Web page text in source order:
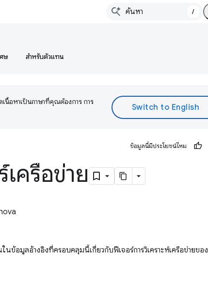
/
ษ สำหรับตัวแทน
นื้อหาเป็นภาษาที่คุณต้องการ การ
ข้อมูลนี้มีประโยชน์ไหม
ครือข่าย
ข้อมูลอ้างอิงที่ครอบคลุมนี้เกี่ยวกับฟีเจอร์การวิเคราะห์เครือข่ายของ